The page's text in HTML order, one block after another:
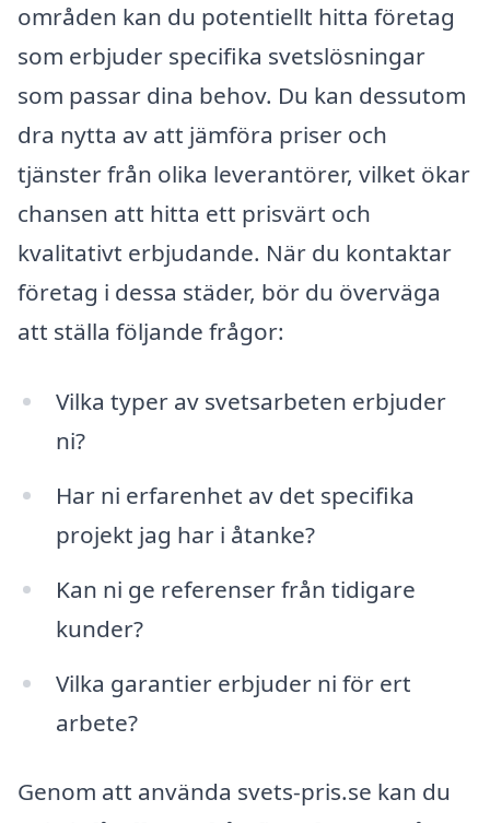
områden kan du potentiellt hitta företag
som erbjuder specifika svetslösningar
som passar dina behov. Du kan dessutom
dra nytta av att jämföra priser och
tjänster från olika leverantörer, vilket ökar
chansen att hitta ett prisvärt och
kvalitativt erbjudande. När du kontaktar
företag i dessa städer, bör du överväga
att ställa följande frågor:
Vilka typer av svetsarbeten erbjuder
ni?
Har ni erfarenhet av det specifika
projekt jag har i åtanke?
Kan ni ge referenser från tidigare
kunder?
Vilka garantier erbjuder ni för ert
arbete?
Genom att använda svets-pris.se kan du